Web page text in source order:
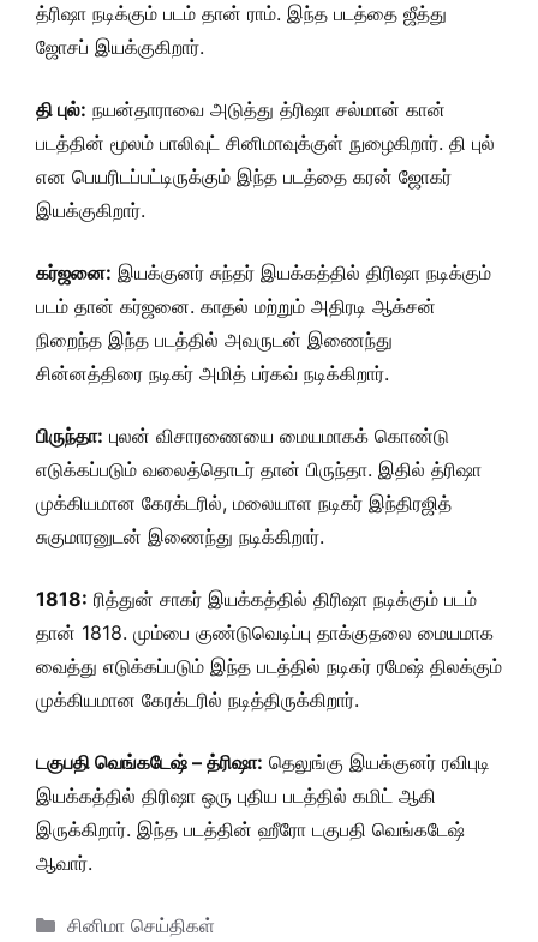
த்ரிஷா நடிக்கும் படம் தான் ராம். இந்த படத்தை ஜீத்து
ஜோசப் இயக்குகிறார்.
தி புல்: நயன்தாராவை அடுத்து த்ரிஷா சல்மான் கான்
படத்தின் மூலம் பாலிவுட் சினிமாவுக்குள் நுழைகிறார். தி புல்
என பெயரிடப்பட்டிருக்கும் இந்த படத்தை கரன் ஜோகர்
இயக்குகிறார்.
கர்ஜனை: இயக்குனர் சுந்தர் இயக்கத்தில் திரிஷா நடிக்கும்
படம் தான் கர்ஜனை. காதல் மற்றும் அதிரடி ஆக்சன்
நிறைந்த இந்த படத்தில் அவருடன் இணைந்து
சின்னத்திரை நடிகர் அமித் பர்கவ் நடிக்கிறார்.
பிருந்தா: புலன் விசாரணையை மையமாகக் கொண்டு
எடுக்கப்படும் வலைத்தொடர் தான் பிருந்தா. இதில் த்ரிஷா
முக்கியமான கேரக்டரில், மலையாள நடிகர் இந்திரஜித்
சுகுமாரனுடன் இணைந்து நடிக்கிறார்.
1818: ரித்துன் சாகர் இயக்கத்தில் திரிஷா நடிக்கும் படம்
தான் 1818. மும்பை குண்டுவெடிப்பு தாக்குதலை மையமாக
வைத்து எடுக்கப்படும் இந்த படத்தில் நடிகர் ரமேஷ் திலக்கும்
முக்கியமான கேரக்டரில் நடித்திருக்கிறார்.
டகுபதி வெங்கடேஷ் – த்ரிஷா: தெலுங்கு இயக்குனர் ரவிபுடி
இயக்கத்தில் திரிஷா ஒரு புதிய படத்தில் கமிட் ஆகி
இருக்கிறார். இந்த படத்தின் ஹீரோ டகுபதி வெங்கடேஷ்
ஆவார்.
Categories
சினிமா செய்திகள்